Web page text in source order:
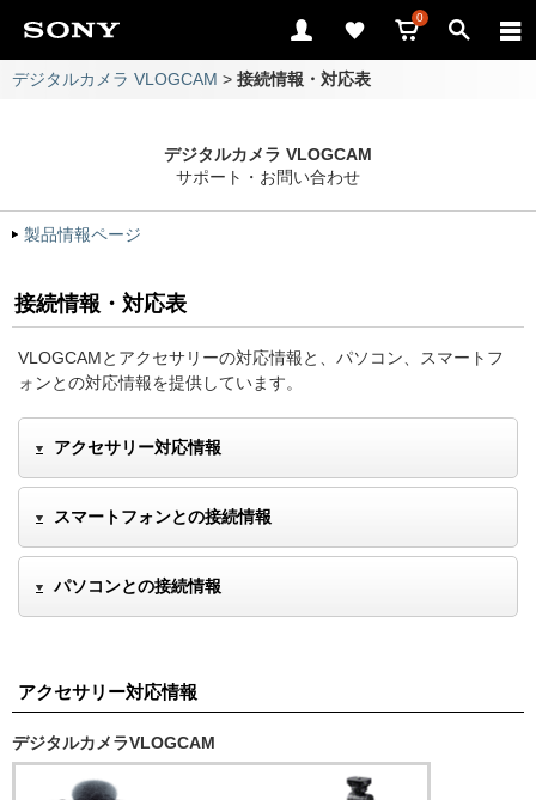
0
デジタルカメラ VLOGCAM > 接続情報・対応表
デジタルカメラ VLOGCAM
サポート・お問い合わせ
製品情報ページ
接続情報・対応表
VLOGCAMとアクセサリーの対応情報と、パソコン、スマートフ
ォンとの対応情報を提供しています。
アクセサリー対応情報
スマートフォンとの接続情報
パソコンとの接続情報
アクセサリー対応情報
デジタルカメラVLOGCAM